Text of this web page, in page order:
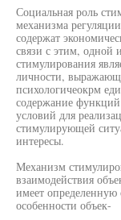
Социальная роль
механизма
содержат
связи с этим, одной
стимулирования
личности,
психологичеокрм
содержание функций
условий для
стимулирующей
интересы.
Механизм
взаимодействия
имеет определенную
особенности объек-